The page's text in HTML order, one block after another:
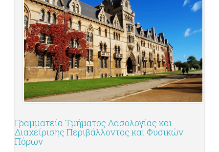
Γραμματεία Τμήματος Δασολογίας και
Διαχείρισης Περιβάλλοντος και Φυσικών
Πόρων